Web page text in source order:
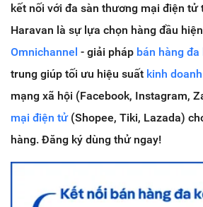
kết nối với đa sàn thương mại điện tử
Haravan là sự lựa chọn hàng đầu
Omnichannel - giải pháp bán hàng đa
trung giúp tối ưu hiệu suất kinh
mạng xã hội (Facebook, Instagram,
mại điện tử(Shopee, Tiki, Lazada)
hàng. Đăng ký dùng thử ngay!